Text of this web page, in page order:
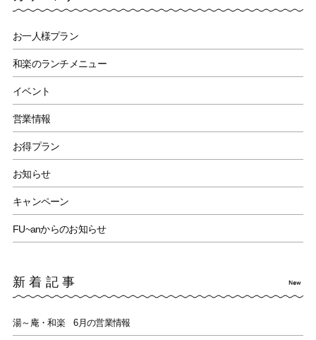
お一人様プラン
和楽のランチメニュー
イベント
営業情報
お得プラン
お知らせ
キャンペーン
FU~anからのお知らせ
新着記事
湯～庵・和楽 6月の営業情報